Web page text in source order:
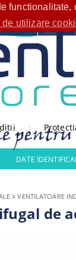
de utilizare
DATE
VENTILATOARE
de